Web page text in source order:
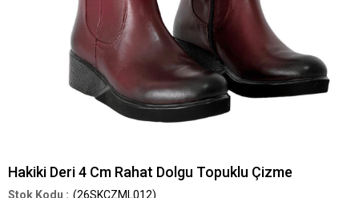
Hakiki Deri 4 Cm Rahat Dolgu Topuklu Çizme
(26SKCZML012)